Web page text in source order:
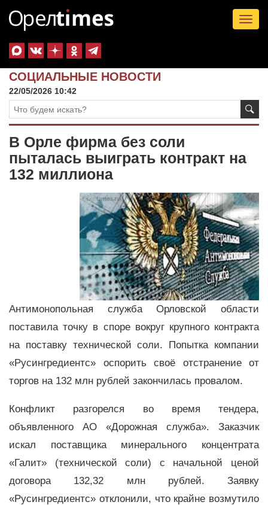
СОЦИАЛЬНЫЕ НОВОСТИ
22/05/2026 10:42
В Орле фирма без соли
пыталась выиграть контракт на
132 миллиона
Антимонопольная служба Орловской области
поставила точку в споре вокруг крупного контракта
на поставку технической соли. Попытка компании
«Русингредиентс» оспорить своё отстранение от
торгов на 132 млн рублей закончилась провалом.
Конфликт разгорелся во время тендера,
объявленного АО «Дорожная служба». Заказчик
искал поставщика минерального концентрата
«Галит» (технической соли) с начальной ценой
договора 132,32 млн рублей. Заявку
«Русингредиентс» отклонили, что крайне возмутило